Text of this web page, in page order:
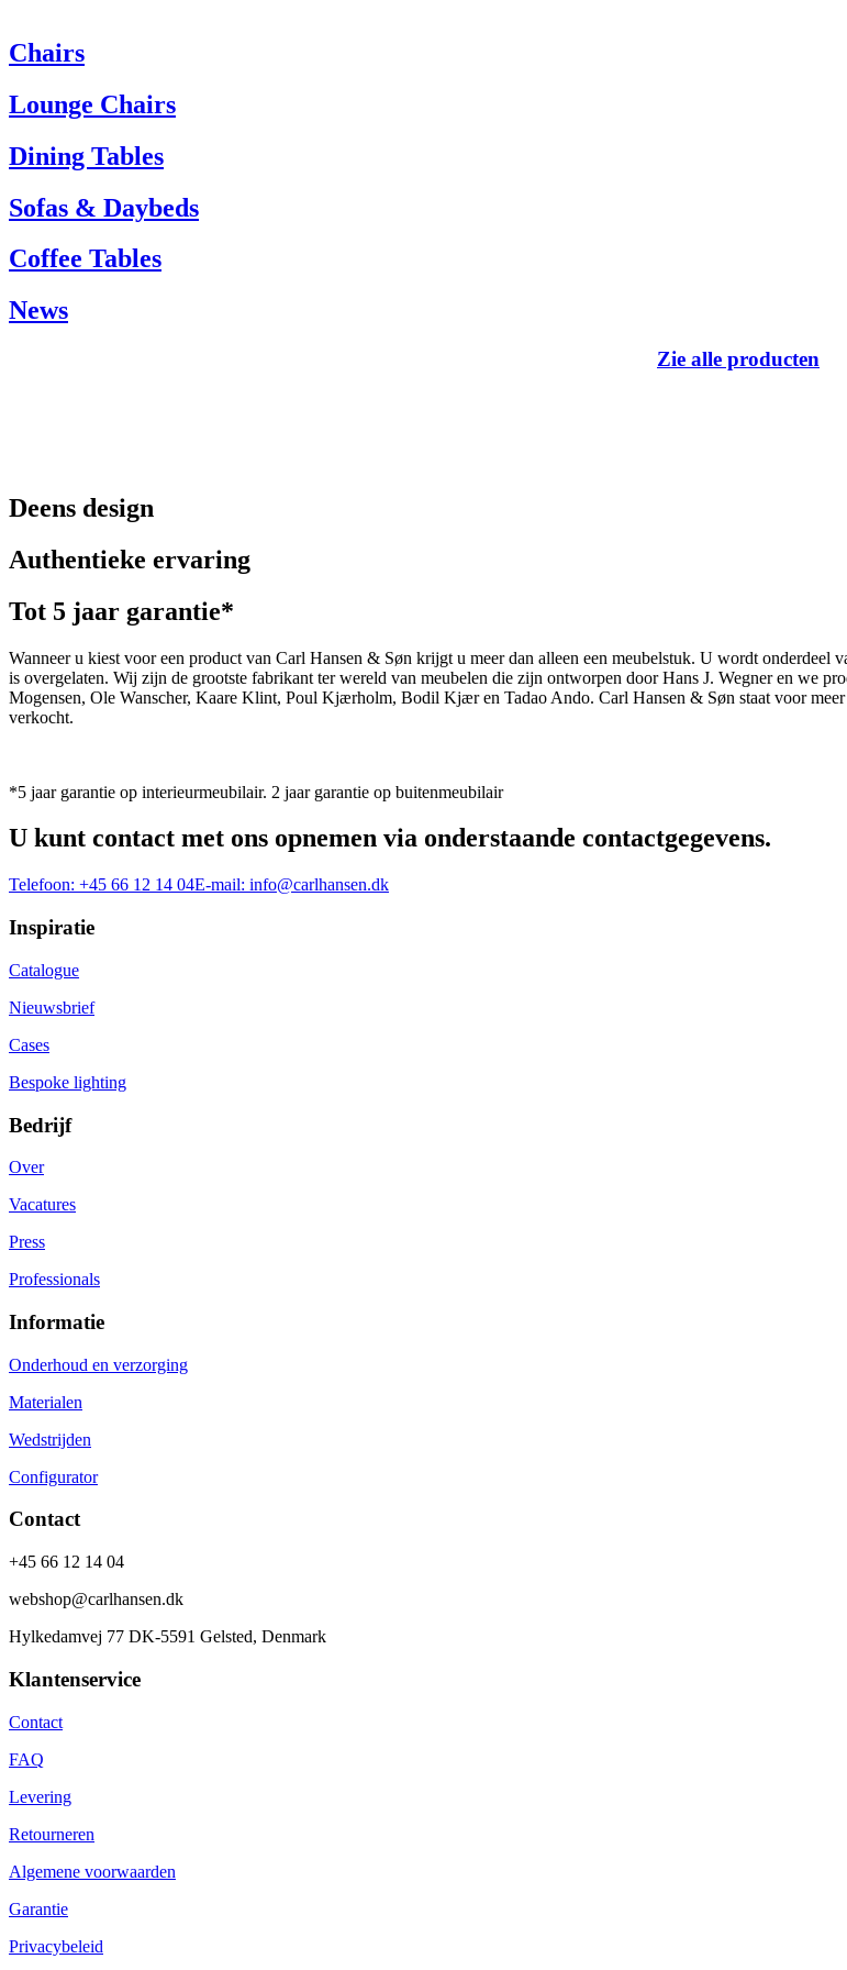
Heeft u hulp nodig? Neem dan contact op met de klantenservice via:
Tel.: +45 66 12 14 04
info@carlhansen.dk
Chairs
Lounge Chairs
Dining Tables
Sofas & Daybeds
Coffee Tables
News
Zie alle producten
Deens design
Authentieke ervaring
Tot 5 jaar garantie*
Wanneer u kiest voor een product van Carl Hansen & Søn krijgt u meer dan alleen een meubelstuk. U wordt onderdeel
is overgelaten. Wij zijn de grootste fabrikant ter wereld van meubelen die zijn ontworpen door Hans J. Wegner en we
Mogensen, Ole Wanscher, Kaare Klint, Poul Kjærholm, Bodil Kjær en Tadao Ando. Carl Hansen & Søn staat voor
verkocht.
*5 jaar garantie op interieurmeubilair. 2 jaar garantie op buitenmeubilair
U kunt contact met ons opnemen via onderstaande contactgegevens.
Telefoon: +45 66 12 14 04E-mail: info@carlhansen.dk
Inspiratie
Catalogue
Nieuwsbrief
Cases
Bespoke lighting
Bedrijf
Over
Vacatures
Press
Professionals
Informatie
Onderhoud en verzorging
Materialen
Wedstrijden
Configurator
Contact
+45 66 12 14 04
webshop@carlhansen.dk
Hylkedamvej 77 DK-5591 Gelsted, Denmark
Klantenservice
Contact
FAQ
Levering
Retourneren
Algemene voorwaarden
Garantie
Privacybeleid